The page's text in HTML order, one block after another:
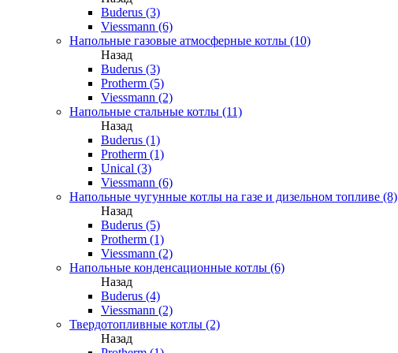
Buderus (3)
Viessmann (6)
Напольные газовые атмосферные котлы (10)
Назад
Buderus (3)
Protherm (5)
Viessmann (2)
Напольные стальные котлы (11)
Назад
Buderus (1)
Protherm (1)
Unical (3)
Viessmann (6)
Напольные чугунные котлы на газе и дизельном топливе (8)
Назад
Buderus (5)
Protherm (1)
Viessmann (2)
Напольные конденсационные котлы (6)
Назад
Buderus (4)
Viessmann (2)
Твердотопливные котлы (2)
Назад